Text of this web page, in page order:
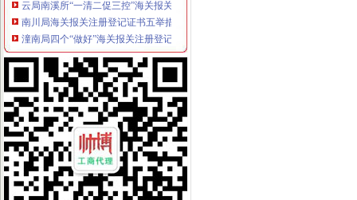
南川局海关报关注册登记证书五举措化燃放烟花竹安全监管
潼南局四个“做好”海关报关注册登记证书积开展合同帮农
城口局重庆海关注册五措施应对雨雪冰冻灾害
江津局造“四个机制”重庆海关在哪里加食品安全监管
双桥局顺利通过重庆市重庆海关在哪里优秀卫生单位检查验收
信息中心六举措深入贯彻落实全国工商行政管理工作会议精
注册分局重庆海关注册登记全力支持重庆足球俱乐部有限公司组建
全市海关报关登记证书工商系统切实加2011年春节期间烟花竹市场监管
城口县新增一件重庆市海关报关登记证书著名商标
南川区委全委会将微企发展列为该区今年十件民生实事之
全市重庆海关注册登记内资企业12月份注册登记信息
市海关报关登记证书消处全面贯彻落实全国工商工作会议精